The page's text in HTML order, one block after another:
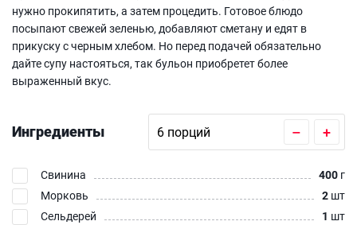
нужно прокипятить, а затем процедить. Готовое блюдо
посыпают свежей зеленью, добавляют сметану и едят в
прикуску с черным хлебом. Но перед подачей обязательно
дайте супу настояться, так бульон приобретет более
выраженный вкус.
Ингредиенты – +
Свинина 400 г
Морковь
2 шт
Сельдерей
1 шт